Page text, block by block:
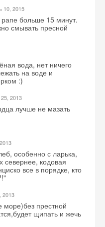
10, 2015
рапе больше 15 минут.
смывать пресной
вода, нет ничего
на воде и
:)
2013
лучше не мазать
особенно с ларька,
севернее, кодовая
все в порядке, кто
2013
море)без престной
щипать и жечь
−5%